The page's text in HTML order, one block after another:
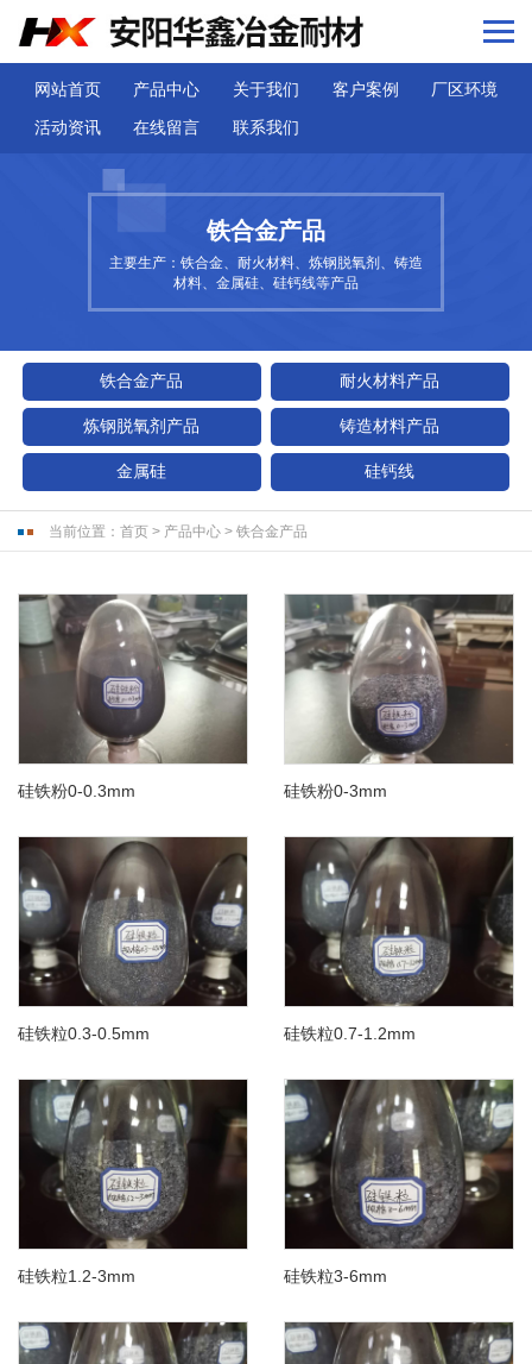
网站首页 产品中心 关于我们 客户案例
厂区环境
活动资讯
在线留言 联系我们
铁合金产品
主要生产：铁合金、耐火材料、炼钢脱氧剂、铸造
材料、金属硅、硅钙线等产品
铁合金产品 耐火材料产品
炼钢脱氧剂产品 铸造材料产品
金属硅 硅钙线
当前位置： 首页 > 产品中心 > 铁合金产品
硅铁粉0-0.3mm 硅铁粉0-3mm
硅铁粒0.3-0.5mm 硅铁粒0.7-1.2mm
硅铁粒1.2-3mm 硅铁粒3-6mm